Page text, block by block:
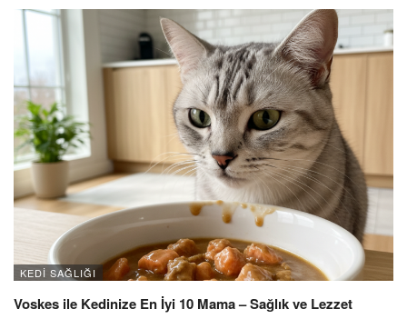
KEDI SAĞLIĞI
Voskes ile Kedinize En İyi 10 Mama – Sağlık ve Lezzet